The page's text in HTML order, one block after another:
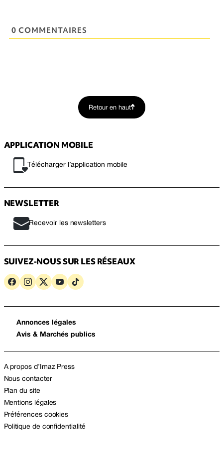
0 COMMENTAIRES
Retour en haut
APPLICATION MOBILE
Télécharger l’application mobile
NEWSLETTER
Recevoir les newsletters
SUIVEZ-NOUS SUR LES RÉSEAUX
Annonces légales
Avis & Marchés publics
A propos d’Imaz Press
Nous contacter
Plan du site
Mentions légales
Préférences cookies
Politique de confidentialité